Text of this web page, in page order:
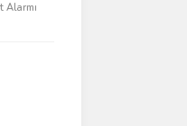
Alarmı